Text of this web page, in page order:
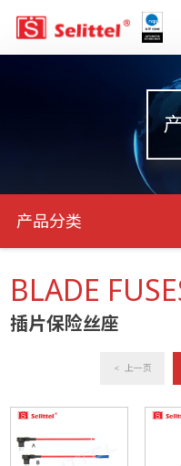
产品分类
BLADE
插片保险丝座
< 上一页